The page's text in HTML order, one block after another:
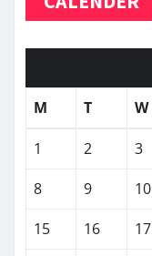
M
T W
1 2 3
8
9 10
15
16 17